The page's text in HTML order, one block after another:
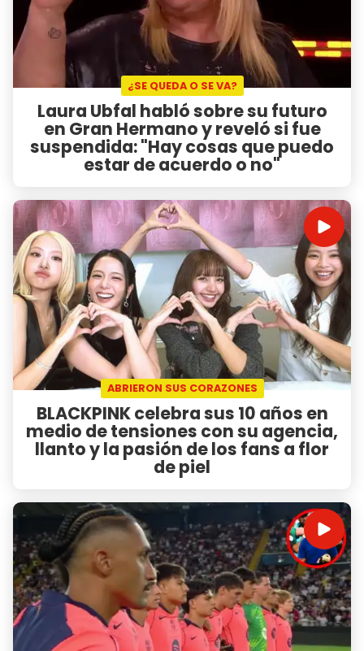
¿SE QUEDA O SE VA?
Laura Ubfal habló sobre su futuro
en Gran Hermano y reveló si fue
suspendida: "Hay cosas que puedo
estar de acuerdo o no"
ABRIERON SUS CORAZONES
BLACKPINK celebra sus 10 años en
medio de tensiones con su agencia,
llanto y la pasión de los fans a flor
de piel